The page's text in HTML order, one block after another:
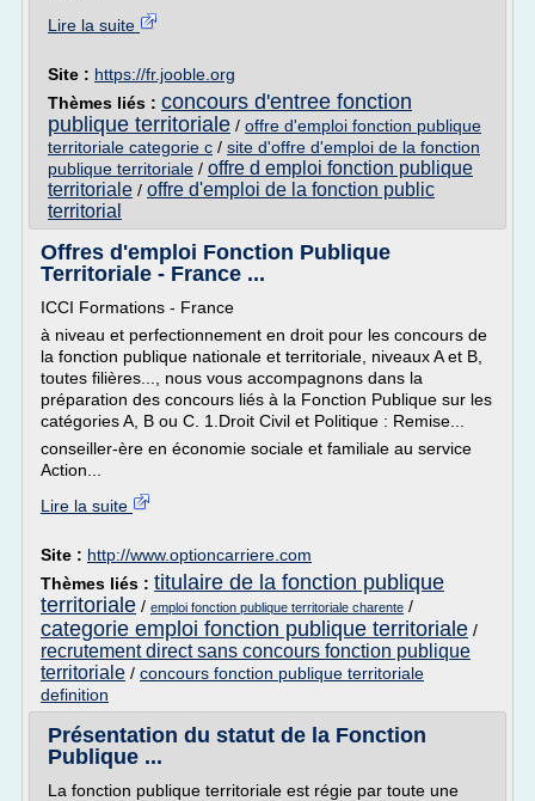
Lire la suite
Site : https://fr.jooble.org
Thèmes liés : concours d'entree fonction
publique territoriale / offre d'emploi fonction publique
territoriale categorie c / site d'offre d'emploi de la fonction
publique territoriale / offre d emploi fonction publique
territoriale / offre d'emploi de la fonction public
territorial
Offres d'emploi Fonction Publique
Territoriale - France ...
ICCI Formations - France
à niveau et perfectionnement en droit pour les concours de
la fonction publique nationale et territoriale, niveaux A et B,
toutes filières..., nous vous accompagnons dans la
préparation des concours liés à la Fonction Publique sur les
catégories A, B ou C. 1.Droit Civil et Politique : Remise...
conseiller-ère en économie sociale et familiale au service
Action...
Lire la suite
Site : http://www.optioncarriere.com
Thèmes liés : titulaire de la fonction publique
territoriale / emploi fonction publique territoriale charente /
categorie emploi fonction publique territoriale /
recrutement direct sans concours fonction publique
territoriale / concours fonction publique territoriale
definition
Présentation du statut de la Fonction
Publique ...
La fonction publique territoriale est régie par toute une